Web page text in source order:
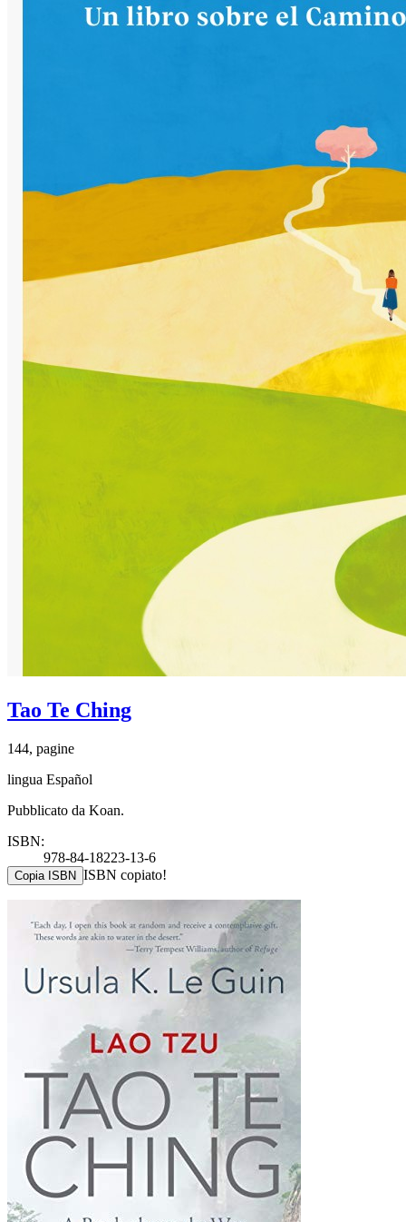
Tao Te Ching
144, pagine
lingua Español
Pubblicato da Koan.
ISBN:
978-84-18223-13-6
Copia ISBN ISBN copiato!